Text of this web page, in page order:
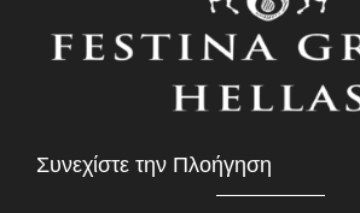
Συνεχίστε την Πλοήγηση